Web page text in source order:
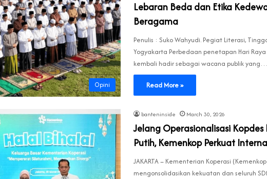
Opini
Lebaran Beda dan Etika
Beragama
Penulis : Suko Wahyudi. Pegiat Literasi,
Yogyakarta Perbedaan penetapan Hari
kembali hadir sebagai wacana publik yang…
Read More »
banteninside March 30, 2026
Jelang Operasionalisasi Kopdes
Putih, Kemenkop Perkuat
JAKARTA – Kementerian Koperasi
mengonsolidasikan kekuatan dan seluruh